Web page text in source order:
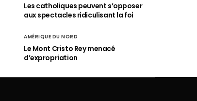
Les catholiques peuvent s’opposer
aux spectacles ridiculisant la foi
AMÉRIQUE DU NORD
Le Mont Cristo Rey menacé
d’expropriation